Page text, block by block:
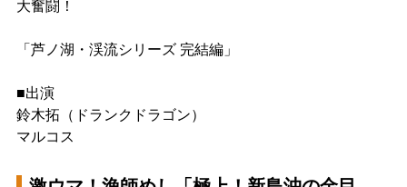
大奮闘！
「芦ノ湖・渓流シリーズ 完結編」
■出演
鈴木拓（ドランクドラゴン）
マルコス